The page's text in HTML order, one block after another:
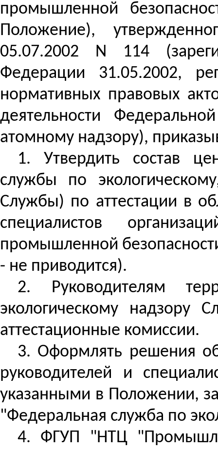
промышленной
Положение),
05.07.2002 N 114
Федерации 31.05.2002,
нормативных правовых
деятельности
атомному надзору),
1. Утвердить состав
службы по
Службы) по аттестации в
специалистов
промышленной
- не приводится).
2. Руководителям
экологическому надзору
аттестационные комиссии.
3. Оформлять решения
руководителей и
указанными в Положении,
"Федеральная служба по
4. ФГУП "НТЦ